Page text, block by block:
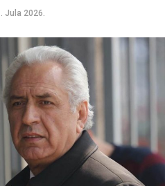
duži boravak na
unose dovoljno tečnosti i
jer će naredni dani
kakve se rijetko bilježe.
Share
Jula 2026.